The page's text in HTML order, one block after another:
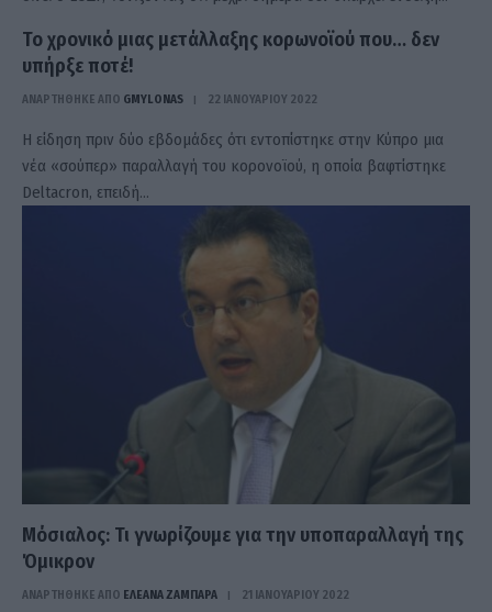
Το χρονικό μιας μετάλλαξης κορωνοϊού που… δεν
υπήρξε ποτέ!
ΑΝΑΡΤΗΘΗΚΕ ΑΠΟ GMYLONAS 22 ΙΑΝΟΥΑΡΊΟΥ 2022
Η είδηση πριν δύο εβδομάδες ότι εντοπίστηκε στην Κύπρο μια
νέα «σούπερ» παραλλαγή του κορονοϊού, η οποία βαφτίστηκε
Deltacron, επειδή…
Μόσιαλος: Τι γνωρίζουμε για την υποπαραλλαγή της
Όμικρον
ΑΝΑΡΤΗΘΗΚΕ ΑΠΟ ΕΛΕΑΝΑ ΖΑΜΠΑΡΑ 21 ΙΑΝΟΥΑΡΊΟΥ 2022